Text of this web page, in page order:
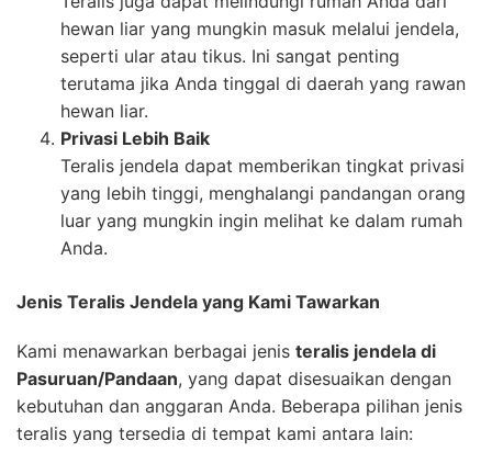
hewan liar yang mungkin masuk melalui jendela,
seperti ular atau tikus. Ini sangat penting
terutama jika Anda tinggal di daerah yang rawan
hewan liar.
Privasi Lebih Baik
Teralis jendela dapat memberikan tingkat privasi
yang lebih tinggi, menghalangi pandangan orang
luar yang mungkin ingin melihat ke dalam rumah
Anda.
Jenis Teralis Jendela yang Kami Tawarkan
Kami menawarkan berbagai jenis teralis jendela di
Pasuruan/Pandaan, yang dapat disesuaikan dengan
kebutuhan dan anggaran Anda. Beberapa pilihan jenis
teralis yang tersedia di tempat kami antara lain: